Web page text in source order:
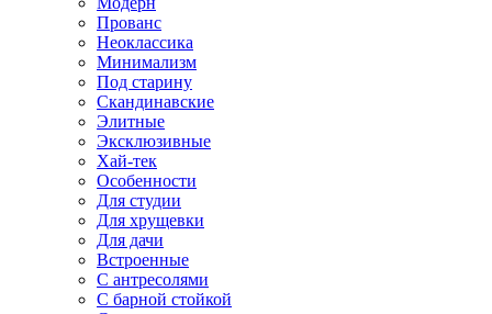
Прованс
Неоклассика
Минимализм
Под старину
Скандинавские
Элитные
Эксклюзивные
Хай-тек
Особенности
Для студии
Для хрущевки
Для дачи
Встроенные
С антресолями
С барной стойкой